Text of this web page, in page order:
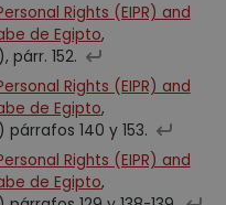
Rights (EIPR) and
de Egipto,
párr. 152.
Rights (EIPR) and
de Egipto,
140 y 153.
Rights (EIPR) and
de Egipto,